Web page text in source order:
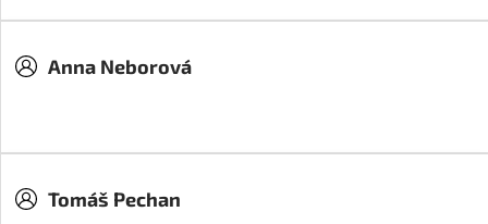
Anna Neborová
Tomáš Pechan